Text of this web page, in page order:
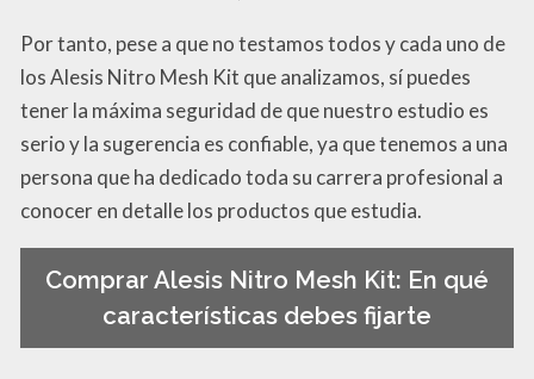
Por tanto, pese a que no testamos todos y cada uno de
los Alesis Nitro Mesh Kit que analizamos, sí puedes
tener la máxima seguridad de que nuestro estudio es
serio y la sugerencia es confiable, ya que tenemos a una
persona que ha dedicado toda su carrera profesional a
conocer en detalle los productos que estudia.
Comprar Alesis Nitro Mesh Kit: En qué
características debes fijarte